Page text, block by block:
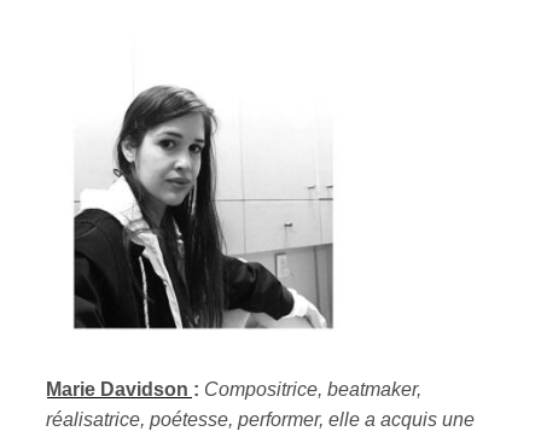
Marie Davidson : Compositrice, beatmaker,
réalisatrice, poétesse, performer, elle a acquis une